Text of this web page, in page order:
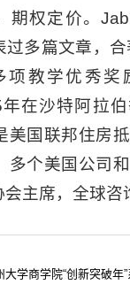
期权定价。
多篇文章，合
项教学优秀奖
在沙特阿拉
美国联邦住房
多个美国公司
主席，全球咨
立德 经世济民”系列学术报告 2025年第10期（总第51期）：《Rent-Seeking through Bad-Mouthing: